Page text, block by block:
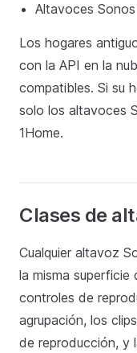
Altavoces
Los hogares
con la API en la
compatibles. Si su
solo los altavoces
1Home.
Clases de
Cualquier altavoz
la misma superficie
controles de
agrupación, los
de reproducción, y